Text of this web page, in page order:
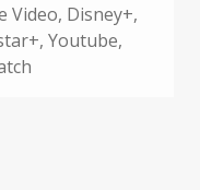
Video, Disney+,
Youtube,